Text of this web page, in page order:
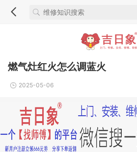
燃气灶红火怎么调蓝火
2025-05-06